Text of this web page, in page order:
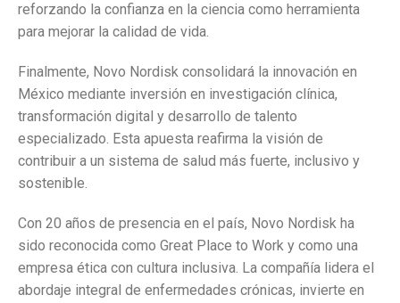
reforzando la confianza en la ciencia como herramienta
para mejorar la calidad de vida.
Finalmente, Novo Nordisk consolidará la innovación en
México mediante inversión en investigación clínica,
transformación digital y desarrollo de talento
especializado. Esta apuesta reafirma la visión de
contribuir a un sistema de salud más fuerte, inclusivo y
sostenible.
Con 20 años de presencia en el país, Novo Nordisk ha
sido reconocida como Great Place to Work y como una
empresa ética con cultura inclusiva. La compañía lidera el
abordaje integral de enfermedades crónicas, invierte en